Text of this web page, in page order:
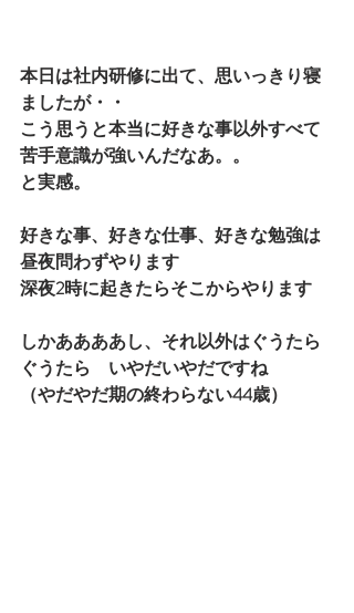
本日は社内研修に出て、思いっきり寝
ましたが・・
こう思うと本当に好きな事以外すべて
苦手意識が強いんだなあ。。
と実感。
好きな事、好きな仕事、好きな勉強は
昼夜問わずやります
深夜2時に起きたらそこからやります
しかああああし、それ以外はぐうたら
ぐうたら　いやだいやだですね
（やだやだ期の終わらない44歳）